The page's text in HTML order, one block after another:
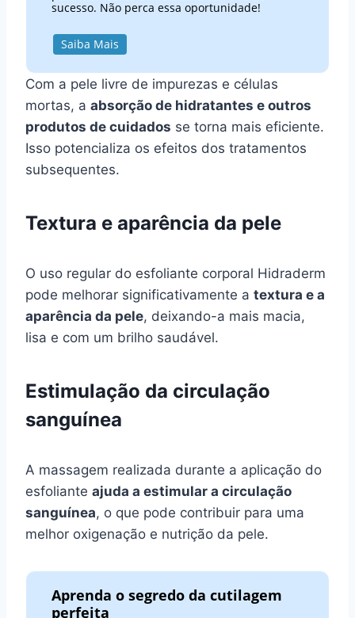
sucesso. Não perca essa oportunidade!
Saiba Mais
Com a pele livre de impurezas e células
mortas, a absorção de hidratantes e outros
produtos de cuidados se torna mais eficiente.
Isso potencializa os efeitos dos tratamentos
subsequentes.
Textura e aparência da pele
O uso regular do esfoliante corporal Hidraderm
pode melhorar significativamente a textura e a
aparência da pele, deixando-a mais macia,
lisa e com um brilho saudável.
Estimulação da circulação
sanguínea
A massagem realizada durante a aplicação do
esfoliante ajuda a estimular a circulação
sanguínea, o que pode contribuir para uma
melhor oxigenação e nutrição da pele.
Aprenda o segredo da cutilagem
perfeita